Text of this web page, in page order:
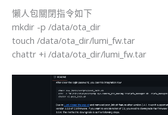
​懶人包關閉指令如下
​mkdir -p /data/ota_dir
touch /data/ota_dir/lumi_fw.tar
chattr +i /data/ota_dir/lumi_fw.tar